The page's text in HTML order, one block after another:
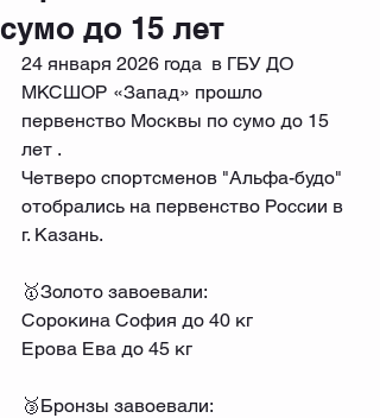
сумо до 15 лет
24 января 2026 года  в ГБУ ДО
МКСШОР «Запад» прошло
первенство Москвы по сумо до 15
лет .
Четверо спортсменов "Альфа-будо"
отобрались на первенство России в
г. Казань.
🥇Золото завоевали:
Сорокина София до 40 кг
Ерова Ева до 45 кг
🥉Бронзы завоевали: